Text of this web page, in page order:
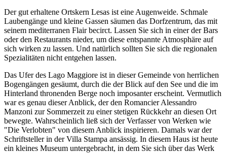
Der gut erhaltene Ortskern Lesas ist eine Augenweide. Schmale
Laubengänge und kleine Gassen säumen das Dorfzentrum, das mit
seinem mediterranen Flair becirct. Lassen Sie sich in einer der Bars
oder den Restaurants nieder, um diese entspannte Atmosphäre auf
sich wirken zu lassen. Und natürlich sollten Sie sich die regionalen
Spezialitäten nicht entgehen lassen.
Das Ufer des Lago Maggiore ist in dieser Gemeinde von herrlichen
Bogengängen gesäumt, durch die der Blick auf den See und die im
Hinterland thronenden Berge noch imposanter erscheint. Vermutlich
war es genau dieser Anblick, der den Romancier Alessandro
Manzoni zur Sommerzeit zu einer stetigen Rückkehr an diesen Ort
bewegte. Wahrscheinlich ließ sich der Verfasser von Werken wie
"Die Verlobten" von diesem Anblick inspirieren. Damals war der
Schriftsteller in der Villa Stampa ansässig. In diesem Haus ist heute
ein kleines Museum untergebracht, in dem Sie sich über das Werk